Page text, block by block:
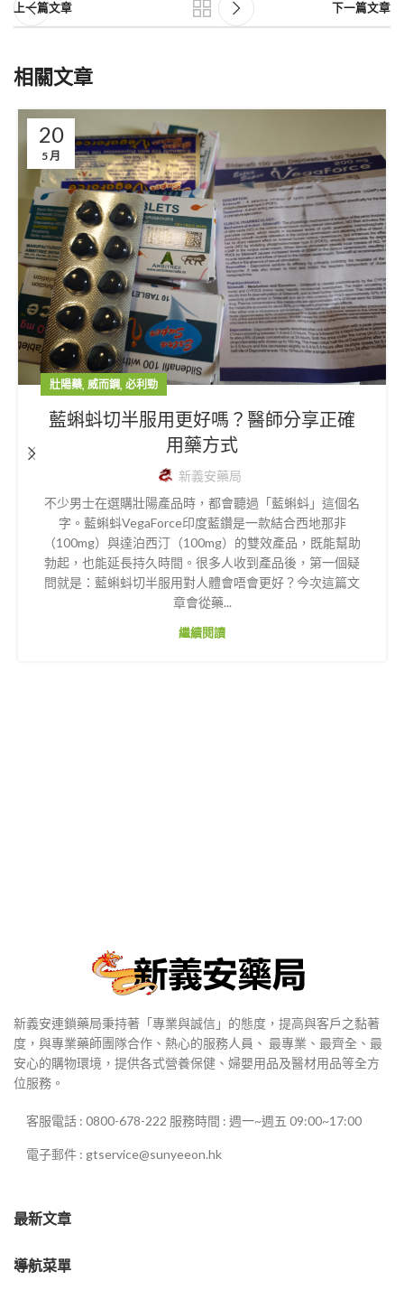
上一篇文章 下一篇文章
相關文章
20
5 月
壯陽藥, 威而鋼, 必利勁
藍蝌蚪切半服用更好嗎？醫師分享正確
用藥方式
新義安藥局
不少男士在選購壯陽產品時，都會聽過「藍蝌蚪」這個名
字。藍蝌蚪VegaForce印度藍鑽是一款結合西地那非
（100mg）與達泊西汀（100mg）的雙效產品，既能幫助
勃起，也能延長持久時間。很多人收到產品後，第一個疑
問就是：藍蝌蚪切半服用對人體會唔會更好？今次這篇文
章會從藥...
繼續閱讀
新義安連鎖藥局秉持著「專業與誠信」的態度，提高與客戶之黏著
度，與專業藥師團隊合作、熱心的服務人員、 最專業、最齊全、最
安心的購物環境，提供各式營養保健、婦嬰用品及醫材用品等全方
位服務。
客服電話 : 0800-678-222 服務時間 : 週一~週五 09:00~17:00
電子郵件 : gtservice@sunyeeon.hk
最新文章
導航菜單